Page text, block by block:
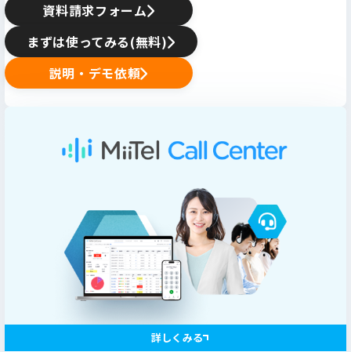
資料請求フォーム
まずは使ってみる(無料)
説明・デモ依頼
詳しくみる